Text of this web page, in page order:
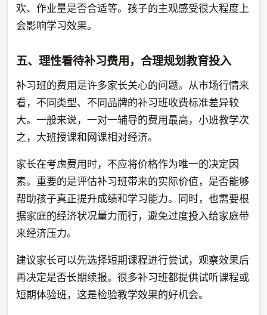
欢、作业量是否合适等。孩子的主观感受很大程度上
会影响学习效果。
五、理性看待补习费用，合理规划教育投入
补习班的费用是许多家长关心的问题。从市场行情来
看，不同类型、不同品牌的补习班收费标准差异较
大。一般来说，一对一辅导的费用最高，小班教学次
之，大班授课和网课相对经济。
家长在考虑费用时，不应将价格作为唯一的决定因
素。重要的是评估补习班带来的实际价值，是否能够
帮助孩子真正提升成绩和学习能力。同时，也需要根
据家庭的经济状况量力而行，避免过度投入给家庭带
来经济压力。
建议家长可以先选择短期课程进行尝试，观察效果后
再决定是否长期续报。很多补习班都提供试听课程或
短期体验班，这是检验教学效果的好机会。